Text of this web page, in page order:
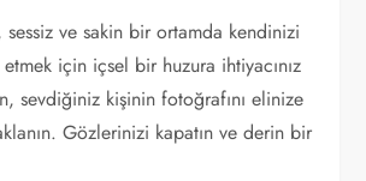
sessiz ve sakin bir ortamda kendinizi
için içsel bir huzura ihtiyacınız
sevdiğiniz kişinin fotoğrafını elinize
Gözlerinizi kapatın ve derin bir